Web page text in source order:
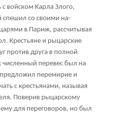
войском Карла Злого,
спешил со своими на-
в Париж, рассчитывая
Крестьяне и рыцарские
против друга в полной
численный перевес был на
перемирие и
с крестьянами, называя
Поверив рыцарскому
для переговоров, но был